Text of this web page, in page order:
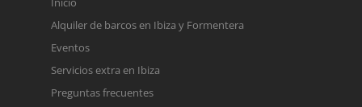
Alquiler de barcos en Ibiza y Formentera
Eventos
Servicios extra en Ibiza
Preguntas frecuentes